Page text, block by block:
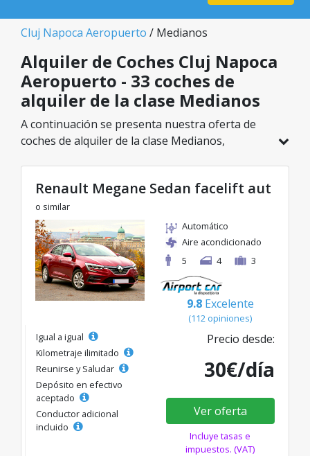
Cluj Napoca Aeropuerto / Medianos
Alquiler de Coches Cluj Napoca
Aeropuerto - 33 coches de
alquiler de la clase Medianos
A continuación se presenta nuestra oferta de
coches de alquiler de la clase Medianos,
elegir el modelo ideal de la categoría
seleccionada, con tarifas excelentes desde solo
25€/día.
Renault Megane Sedan facelift aut
o similar
Automático
Aire acondicionado
5
4 3
9.8 Excelente
(112 opiniones)
Igual a igual
Kilometraje ilimitado
Reunirse y Saludar
Depósito en efectivo
aceptado
Conductor adicional
incluido
Precio desde:
30€/día
Ver oferta
Incluye tasas e
impuestos. (VAT)